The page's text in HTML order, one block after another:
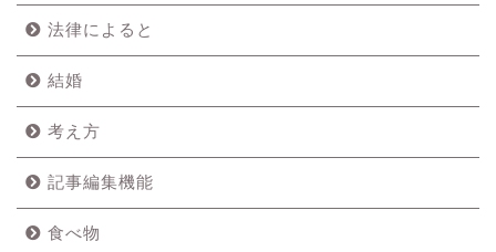
法律によると
結婚
考え方
記事編集機能
食べ物